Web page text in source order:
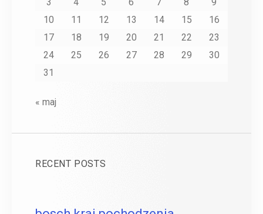
10
11 12 13 14 15
16
17
18 19 20 21 22
23
24
25 26 27 28 29
30
31
« maj
RECENT POSTS